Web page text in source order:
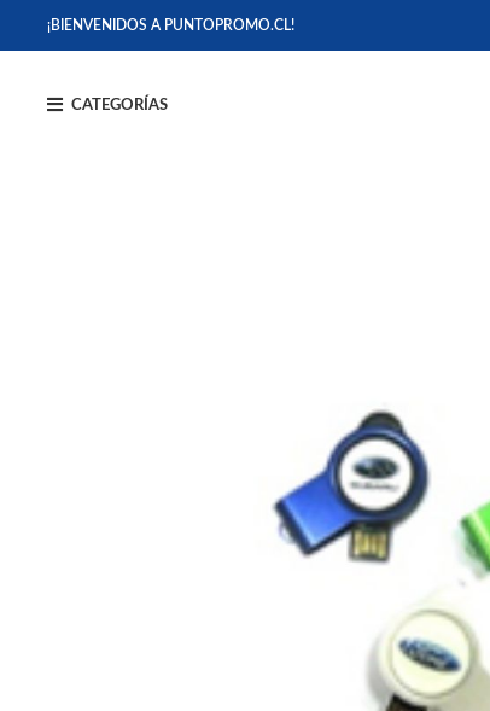
¡BIENVENIDOS A PUNTOPROMO.CL!
CATEGORÍAS